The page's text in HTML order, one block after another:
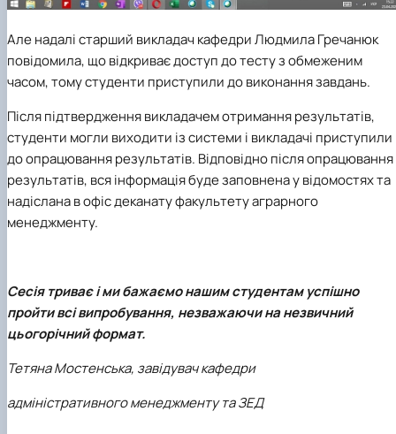
Але надалі старший викладач кафедри Людмила Гречанюк
повідомила, що відкриває доступ до тесту з обмеженим
часом, тому студенти приступили до виконання завдань.
Після підтвердження викладачем отримання результатів,
студенти могли виходити із системи і викладачі приступили
до опрацювання результатів. Відповідно після опрацювання
результатів, вся інформація буде заповнена у відомостях та
надіслана в офіс деканату факультету аграрного
менеджменту.
Сесія триває і ми бажаємо нашим студентам успішно
пройти всі випробування, незважаючи на незвичний
цьогорічний формат.
Тетяна Мостенська, завідувач кафедри
адміністративного менеджменту та ЗЕД